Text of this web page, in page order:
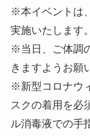
※本イベントは
実施いたします。
※当日、ご体調
きますようお願
※新型コロナウ
スクの着用を必
ル消毒液での手